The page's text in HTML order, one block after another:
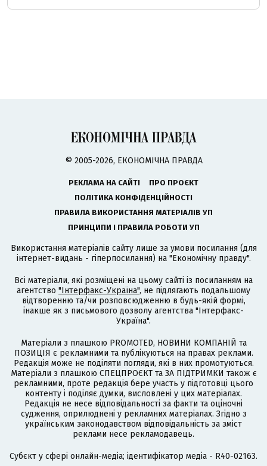
© 2005-2026, ЕКОНОМІЧНА ПРАВДА
РЕКЛАМА НА САЙТІ
ПРО ПРОЄКТ
ПОЛІТИКА КОНФІДЕНЦІЙНОСТІ
ПРАВИЛА ВИКОРИСТАННЯ МАТЕРІАЛІВ УП
ПРИНЦИПИ І ПРАВИЛА РОБОТИ УП
Використання матеріалів сайту лише за умови посилання (для
інтернет-видань - гіперпосилання) на "Економічну правду".
Всі матеріали, які розміщені на цьому сайті із посиланням на
агентство "Інтерфакс-Україна", не підлягають подальшому
відтворенню та/чи розповсюдженню в будь-якій формі,
інакше як з письмового дозволу агентства "Інтерфакс-
Україна".
Матеріали з плашкою PROMOTED, НОВИНИ КОМПАНІЙ та
ПОЗИЦІЯ є рекламними та публікуються на правах реклами.
Редакція може не поділяти погляди, які в них промотуються.
Матеріали з плашкою СПЕЦПРОЄКТ та ЗА ПІДТРИМКИ також є
рекламними, проте редакція бере участь у підготовці цього
контенту і поділяє думки, висловлені у цих матеріалах.
Редакція не несе відповідальності за факти та оціночні
судження, оприлюднені у рекламних матеріалах. Згідно з
українським законодавством відповідальність за зміст
реклами несе рекламодавець.
Cубєкт у сфері онлайн-медіа; ідентифікатор медіа - R40-02163.